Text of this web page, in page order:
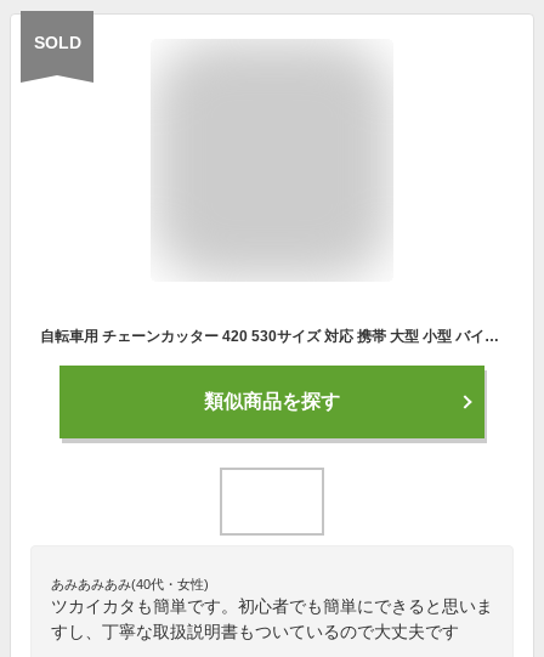
SOLD
自転車用 チェーンカッター 420 530サイズ 対応 携帯 大型 小型 バイク 自転車 たるみ調整 長さ 420 428 520 525 530 調整 原付
類似商品を探す
あみあみあみ(40代・女性)
ツカイカタも簡単です。初心者でも簡単にできると思いま
すし、丁寧な取扱説明書もついているので大丈夫です